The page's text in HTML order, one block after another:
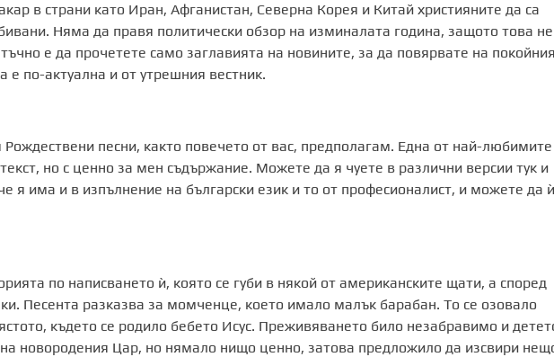
в страни като Иран, Афганистан, Северна Корея и Китай християните да са
Няма да правя политически обзор на изминалата година, защото това
е да прочетете само заглавията на новините, за да повярвате на покойния
е по-актуална и от утрешния вестник.
песни, както повечето от вас, предполагам. Една от най-
но с ценно за мен съдържание. Можете да я чуете в различни версии тук и
я има и в изпълнение на български език и то от професионалист, и можете да
по написването ѝ, която се губи в някой от американските щати, а според
Песента разказва за момченце, което имало малък барабан. То се озовало
където се родило бебето Исус. Преживяването било незабравимо и
новородения Цар, но нямало нищо ценно, затова предложило да изсвири